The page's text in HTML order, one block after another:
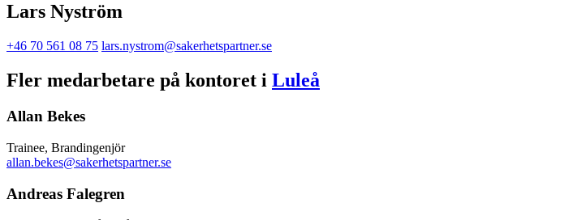
Lars Nyström
+46 70 561 08 75 lars.nystrom@sakerhetspartner.se
Fler medarbetare på kontoret i Luleå
Allan Bekes
Trainee, Brandingenjör
allan.bekes@sakerhetspartner.se
Andreas Falegren